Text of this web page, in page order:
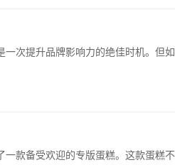
次提升品牌影响力的绝佳时机。但如
款备受欢迎的专版蛋糕。这款蛋糕